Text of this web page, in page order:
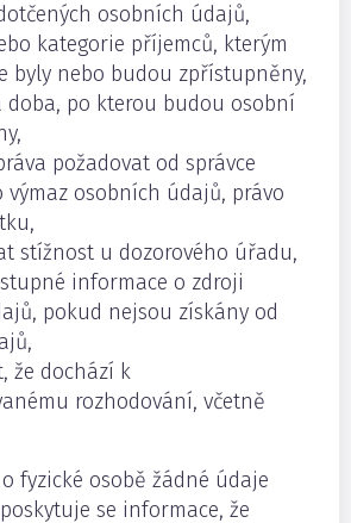
osobních údajů,
kategorie příjemců, kterým
byly nebo budou zpřístupněny,
doba, po kterou budou osobní
požadovat od správce
výmaz osobních údajů, právo
stížnost u dozorového úřadu,
informace o zdroji
pokud nejsou získány od
že dochází k
rozhodování, včetně
fyzické osobě žádné údaje
se informace, že